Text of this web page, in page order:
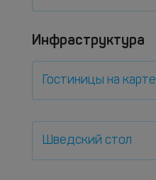
Инфраструктура
Гостиницы на карте
Шведский стол